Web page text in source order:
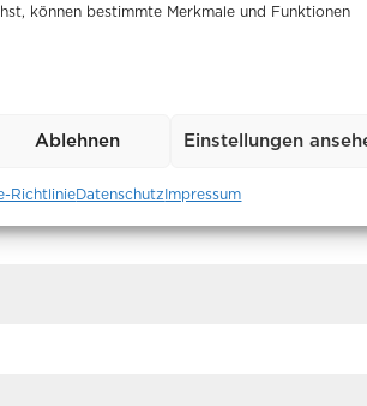
können bestimmte Merkmale und Funktionen
Ablehnen Einstellungen
RichtlinieDatenschutz Impressum